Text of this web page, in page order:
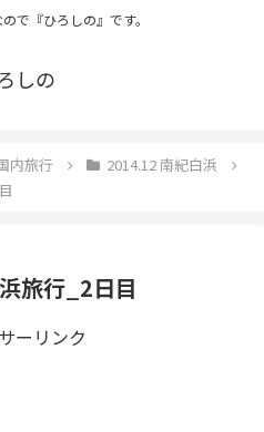
で『ひろしの』です。
しの
内旅行
2014.12 南紀白浜
旅行_2日目
ーリンク